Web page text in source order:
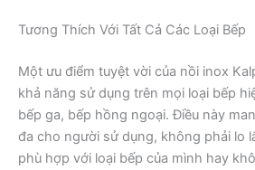
Tương Thích Với Tất Cả Các Loại Bếp
Một ưu điểm tuyệt vời của nồi inox
khả năng sử dụng trên mọi loại bếp
bếp ga, bếp hồng ngoại. Điều này
đa cho người sử dụng, không phải lo
phù hợp với loại bếp của mình hay